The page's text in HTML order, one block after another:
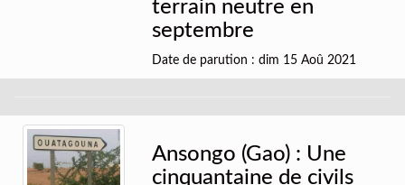
terrain neutre en
septembre
Date de parution : dim 15 Aoû 2021
Ansongo (Gao) : Une
cinquantaine de civils